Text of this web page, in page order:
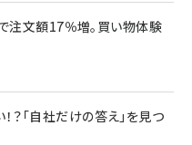
注文額17％増。買い物体験
？「自社だけの答え」を見つ